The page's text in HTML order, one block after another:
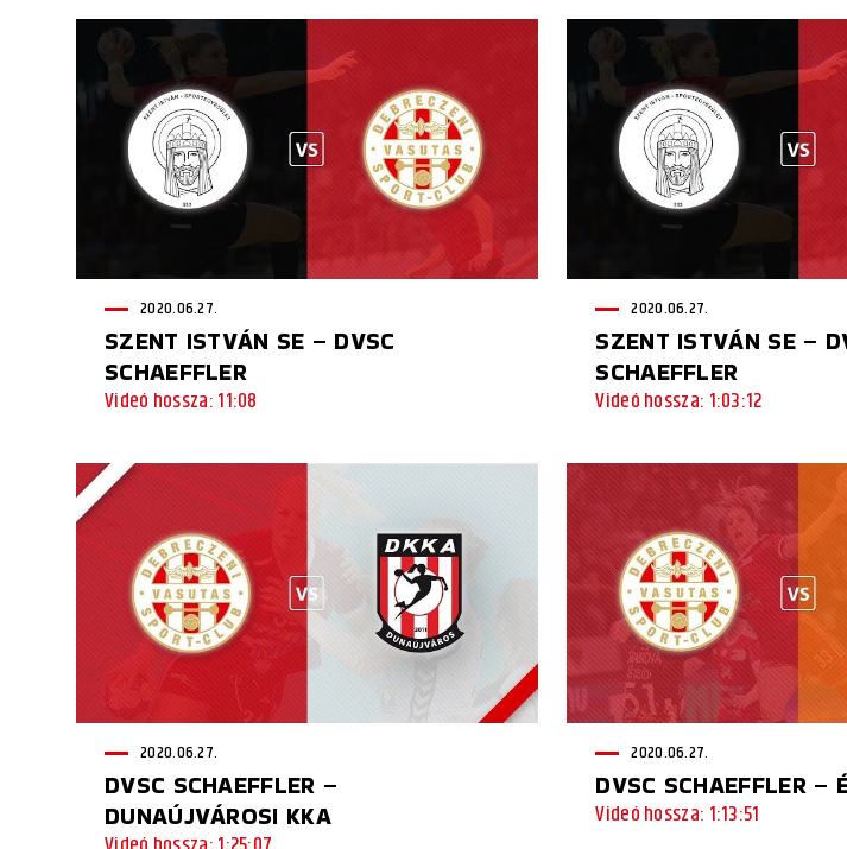
2020.06.27.
SZENT ISTVÁN SE – DVSC
SCHAEFFLER
Videó hossza: 11:08
2020.06.27.
SZENT ISTVÁN SE –
SCHAEFFLER
Videó hossza: 1:03:12
2020.06.27.
DVSC SCHAEFFLER –
DUNAÚJVÁROSI KKA
2020.06.27.
DVSC SCHAEFFLER –
Videó hossza: 1:13:51